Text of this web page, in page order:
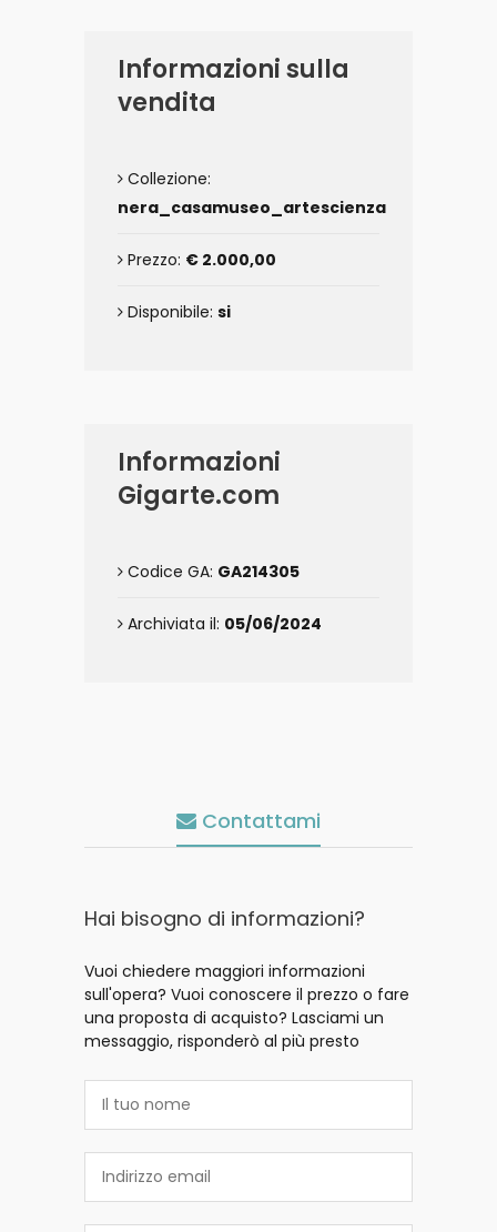
Informazioni sulla
vendita
Collezione:
nera_casamuseo_artescienza
Prezzo: € 2.000,00
Disponibile: si
Informazioni
Gigarte.com
Codice GA: GA214305
Archiviata il: 05/06/2024
Contattami
Hai bisogno di informazioni?
Vuoi chiedere maggiori informazioni
sull'opera? Vuoi conoscere il prezzo o fare
una proposta di acquisto? Lasciami un
messaggio, risponderò al più presto